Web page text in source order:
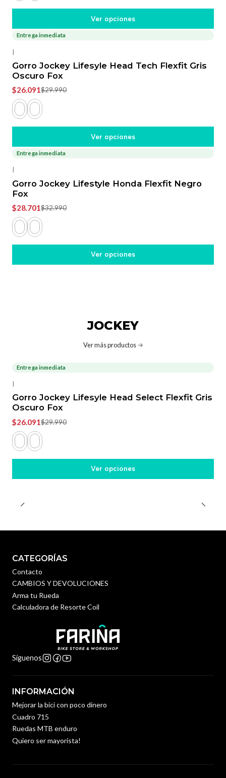
Ver opciones
Entrega inmediata
|
Gorro Jockey Lifesyle Head Tech Flexfit Gris
Oscuro Fox
$26.091$29.990
Ver opciones
Entrega inmediata
|
Gorro Jockey Lifestyle Honda Flexfit Negro
Fox
$28.701$32.990
Ver opciones
JOCKEY
Ver más productos
-13%
Entrega inmediata
|
Gorro Jockey Lifesyle Head Select Flexfit Gris
Oscuro Fox
$26.091$29.990
Ver opciones
CATEGORÍAS
Contacto
CAMBIOS Y DEVOLUCIONES
Arma tu Rueda
Calculadora de Resorte Coil
Síguenos
INFORMACIÓN
Mejorar la bici con poco dinero
Cuadro 715
Ruedas MTB enduro
Quiero ser mayorista!